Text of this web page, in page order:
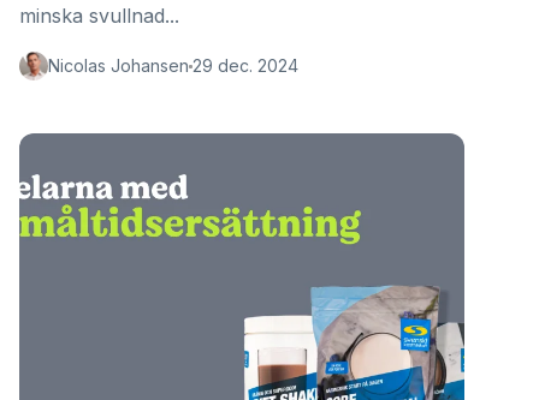
minska svullnad...
Nicolas Johansen 29 dec. 2024